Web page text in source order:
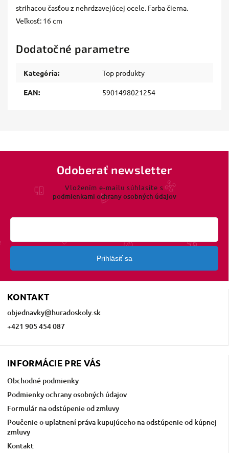
strihacou časťou z nehrdzavejúcej ocele. Farba čierna.
Veľkosť: 16 cm
Dodatočné parametre
Kategória: Top produkty
EAN: 5901498021254
KONTAKT
objednavky@huradoskoly.sk
+421 905 454 087
INFORMÁCIE PRE VÁS
Obchodné podmienky
Podmienky ochrany osobných údajov
Formulár na odstúpenie od zmluvy
Poučenie o uplatnení práva kupujúceho na odstúpenie od kúpnej
zmluvy
Kontakt
Odoberať newsletter
Vložením e-mailu súhlasíte s
podmienkami ochrany osobných údajov
Prihlásiť sa